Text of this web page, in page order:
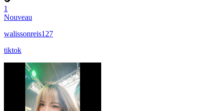
1
Nouveau
walissonreis127
tiktok